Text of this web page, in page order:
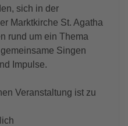
sich in der
Marktkirche St. Agatha
rund um ein Thema
Singen
Impulse.
Veranstaltung ist zu